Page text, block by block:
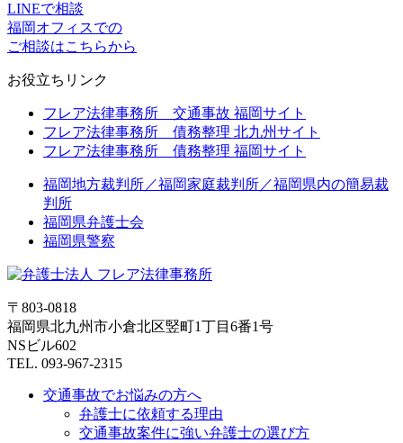
LINEで相談
福岡オフィスでの
ご相談はこちらから
お役立ちリンク
フレア法律事務所 交通事故 福岡サイト
フレア法律事務所 債務整理 北九州サイト
フレア法律事務所 債務整理 福岡サイト
福岡地方裁判所／福岡家庭裁判所／福岡県内の簡易裁
判所
福岡県弁護士会
福岡県警察
〒803-0818
福岡県北九州市小倉北区竪町1丁目6番1号
NSビル602
TEL. 093-967-2315
交通事故でお悩みの方へ
弁護士に依頼する理由
交通事故案件に強い弁護士の選び方